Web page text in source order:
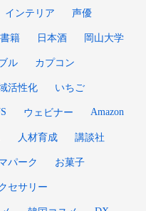
インテリア 声優
籍 日本酒 岡山大学
ル カプコン
活性化 いちご
ウェビナー Amazon
人材育成 講談社
パーク お菓子
セサリー